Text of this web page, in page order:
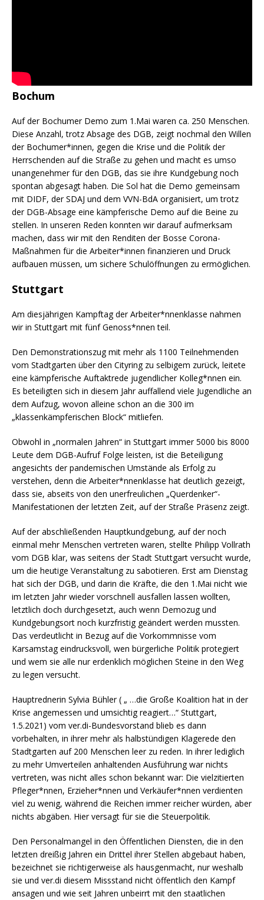
Bochum
Auf der Bochumer Demo zum 1.Mai waren ca. 250 Menschen.
Diese Anzahl, trotz Absage des DGB, zeigt nochmal den Willen
der Bochumer*innen, gegen die Krise und die Politik der
Herrschenden auf die Straße zu gehen und macht es umso
unangenehmer für den DGB, das sie ihre Kundgebung noch
spontan abgesagt haben. Die Sol hat die Demo gemeinsam
mit DIDF, der SDAJ und dem VVN-BdA organisiert, um trotz
der DGB-Absage eine kämpferische Demo auf die Beine zu
stellen. In unseren Reden konnten wir darauf aufmerksam
machen, dass wir mit den Renditen der Bosse Corona-
Maßnahmen für die Arbeiter*innen finanzieren und Druck
aufbauen müssen, um sichere Schulöffnungen zu ermöglichen.
Stuttgart
Am diesjährigen Kampftag der Arbeiter*nnenklasse nahmen
wir in Stuttgart mit fünf Genoss*nnen teil.
Den Demonstrationszug mit mehr als 1100 Teilnehmenden
vom Stadtgarten über den Cityring zu selbigem zurück, leitete
eine kämpferische Auftaktrede jugendlicher Kolleg*nnen ein.
Es beteiligten sich in diesem Jahr auffallend viele Jugendliche an
dem Aufzug, wovon alleine schon an die 300 im
„klassenkämpferischen Block“ mitliefen.
Obwohl in „normalen Jahren“ in Stuttgart immer 5000 bis 8000
Leute dem DGB-Aufruf Folge leisten, ist die Beteiligung
angesichts der pandemischen Umstände als Erfolg zu
verstehen, denn die Arbeiter*nnenklasse hat deutlich gezeigt,
dass sie, abseits von den unerfreulichen „Querdenker“-
Manifestationen der letzten Zeit, auf der Straße Präsenz zeigt.
Auf der abschließenden Hauptkundgebung, auf der noch
einmal mehr Menschen vertreten waren, stellte Philipp Vollrath
vom DGB klar, was seitens der Stadt Stuttgart versucht wurde,
um die heutige Veranstaltung zu sabotieren. Erst am Dienstag
hat sich der DGB, und darin die Kräfte, die den 1.Mai nicht wie
im letzten Jahr wieder vorschnell ausfallen lassen wollten,
letztlich doch durchgesetzt, auch wenn Demozug und
Kundgebungsort noch kurzfristig geändert werden mussten.
Das verdeutlicht in Bezug auf die Vorkommnisse vom
Karsamstag eindrucksvoll, wen bürgerliche Politik protegiert
und wem sie alle nur erdenklich möglichen Steine in den Weg
zu legen versucht.
Hauptrednerin Sylvia Bühler ( „ …die Große Koalition hat in der
Krise angemessen und umsichtig reagiert…“ Stuttgart,
1.5.2021) vom ver.di-Bundesvorstand blieb es dann
vorbehalten, in ihrer mehr als halbstündigen Klagerede den
Stadtgarten auf 200 Menschen leer zu reden. In ihrer lediglich
zu mehr Umverteilen anhaltenden Ausführung war nichts
vertreten, was nicht alles schon bekannt war: Die vielzitierten
Pfleger*nnen, Erzieher*nnen und Verkäufer*nnen verdienten
viel zu wenig, während die Reichen immer reicher würden, aber
nichts abgäben. Hier versagt für sie die Steuerpolitik.
Den Personalmangel in den Öffentlichen Diensten, die in den
letzten dreißig Jahren ein Drittel ihrer Stellen abgebaut haben,
bezeichnet sie richtigerweise als hausgenmacht, nur weshalb
sie und ver.di diesem Missstand nicht öffentlich den Kampf
ansagen und wie seit Jahren unbeirrt mit den staatlichen